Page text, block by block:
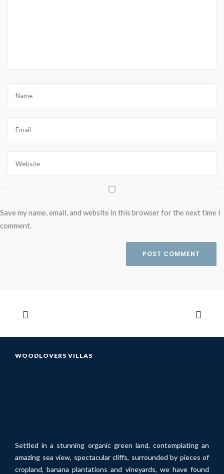
Save my name, email, and website in this browser for the next time I
comment.
WOODLOVERS VILLAS
Settled in a stunning organic green land, contemplating an
amazing sea view, spectacular cliffs, surrounded by pieces of
cropland, banana plantations and vineyards, we have found